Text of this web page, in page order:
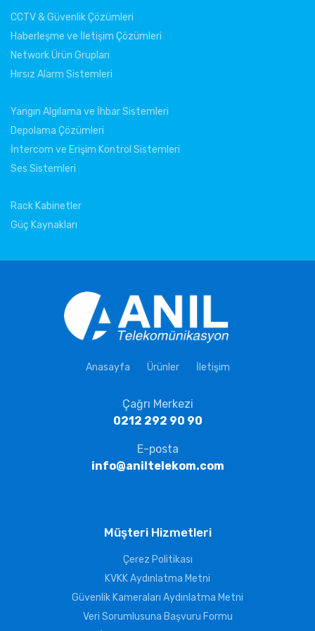
CCTV & Güvenlik Çözümleri
Haberleşme ve İletişim Çözümleri
Network Ürün Grupları
Hırsız Alarm Sistemleri
Yangın Algılama ve İhbar Sistemleri
Depolama Çözümleri
İntercom ve Erişim Kontrol Sistemleri
Ses Sistemleri
Rack Kabinetler
Güç Kaynakları
Anasayfa Ürünler İletişim
Çağrı Merkezi
0212 292 90 90
E-posta
info@aniltelekom.com
Müşteri Hizmetleri
Çerez Politikası
KVKK Aydınlatma Metni
Güvenlik Kameraları Aydınlatma Metni
Veri Sorumlusuna Başvuru Formu